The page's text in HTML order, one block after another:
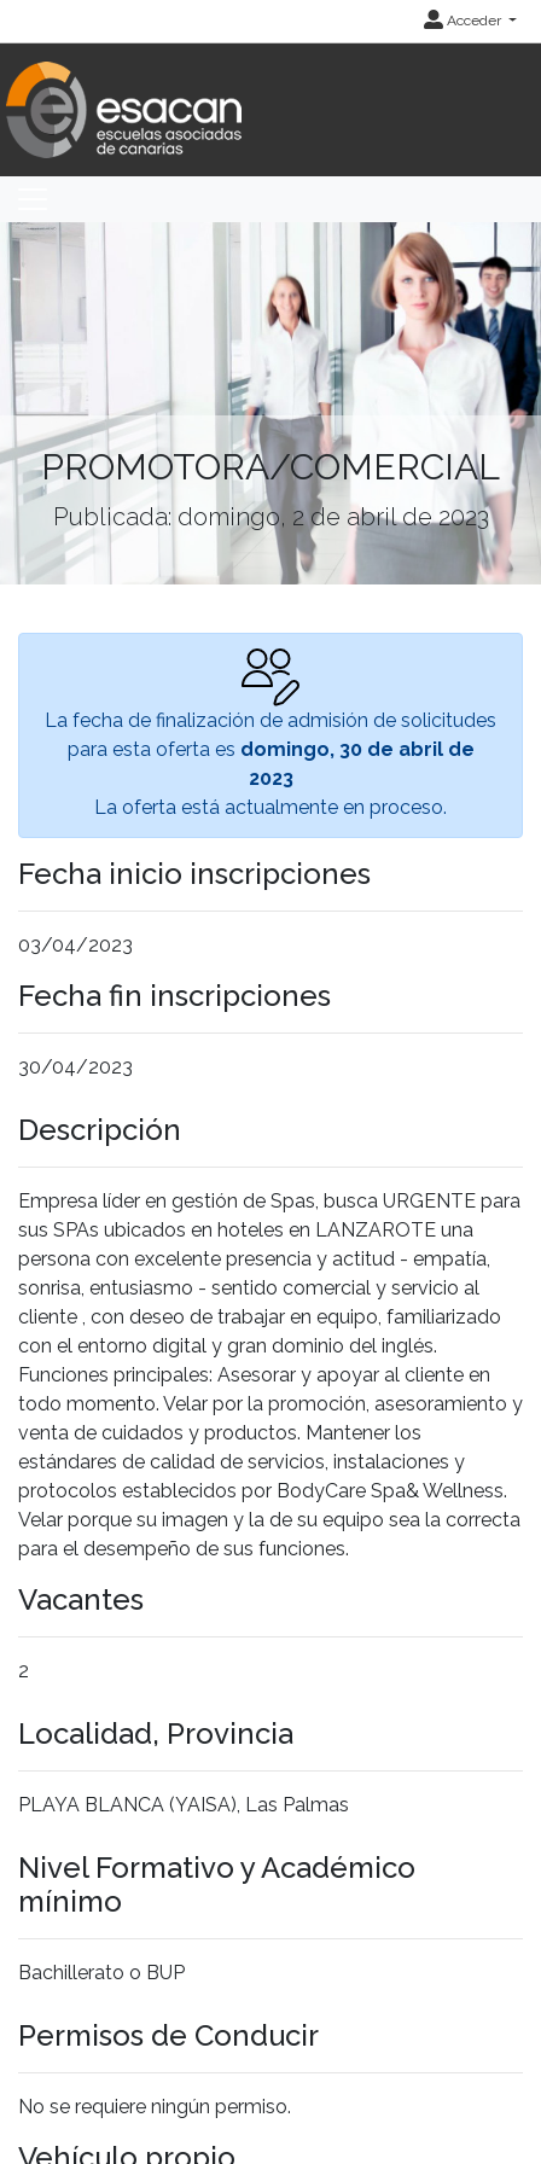
Acceder
PROMOTORA/COMERCIAL
Publicada: domingo, 2 de abril de 2023
La fecha de finalización de admisión de solicitudes
para esta oferta es domingo, 30 de abril de
2023
La oferta está actualmente en proceso.
Fecha inicio inscripciones
03/04/2023
Fecha fin inscripciones
30/04/2023
Descripción
Empresa líder en gestión de Spas, busca URGENTE para
sus SPAs ubicados en hoteles en LANZAROTE una
persona con excelente presencia y actitud - empatía,
sonrisa, entusiasmo - sentido comercial y servicio al
cliente , con deseo de trabajar en equipo, familiarizado
con el entorno digital y gran dominio del inglés.
Funciones principales: Asesorar y apoyar al cliente en
todo momento. Velar por la promoción, asesoramiento y
venta de cuidados y productos. Mantener los
estándares de calidad de servicios, instalaciones y
protocolos establecidos por BodyCare Spa& Wellness.
Velar porque su imagen y la de su equipo sea la correcta
para el desempeño de sus funciones.
Vacantes
2
Localidad, Provincia
PLAYA BLANCA (YAISA), Las Palmas
Nivel Formativo y Académico
mínimo
Bachillerato o BUP
Permisos de Conducir
No se requiere ningún permiso.